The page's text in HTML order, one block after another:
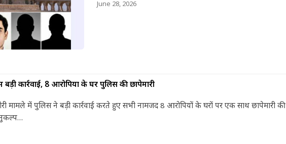
June 28, 2026
बड़ी कार्रवाई, 8 आरोपियों के घर पुलिस की छापेमारी
मामले में पुलिस ने बड़ी कार्रवाई करते हुए सभी नामजद 8 आरोपियों के घरों पर एक साथ छापेमारी की